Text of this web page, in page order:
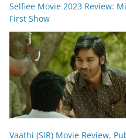
Selfiee Movie 2023 Review:
First Show
Vaathi (SIR) Movie Review,